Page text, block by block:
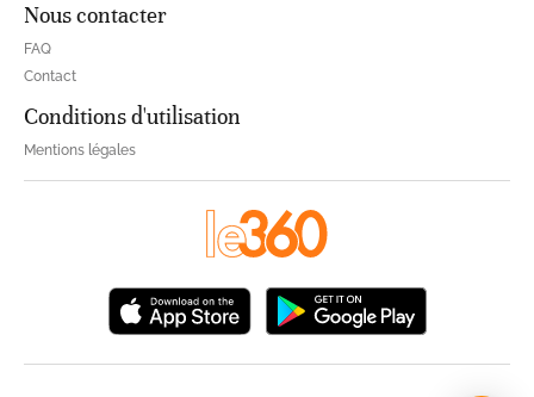
Nous contacter
FAQ
Contact
Conditions d'utilisation
Mentions légales